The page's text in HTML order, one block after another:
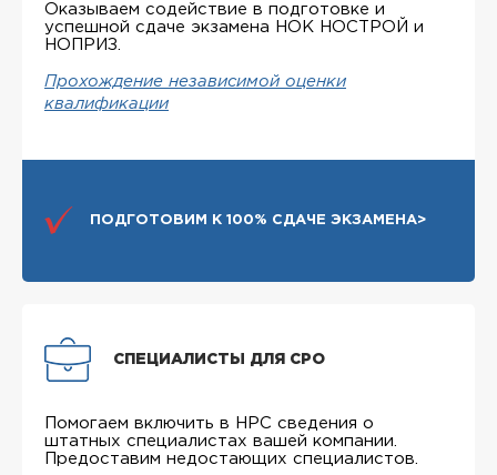
Оказываем содействие в подготовке и
успешной сдаче экзамена НОК НОСТРОЙ и
НОПРИЗ.
Прохождение независимой оценки
квалификации
ПОДГОТОВИМ К 100% СДАЧЕ ЭКЗАМЕНА>
СПЕЦИАЛИСТЫ ДЛЯ СРО
Помогаем включить в НРС сведения о
штатных специалистах вашей компании.
Предоставим недостающих специалистов.